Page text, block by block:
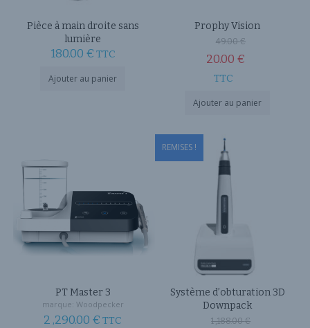
Pièce à main droite sans
lumière
180.00 € TTC
Ajouter au panier
Prophy Vision
49.00€Le
20.00 €
Le
20.00 €.
TTC
Ajouter au panier
PT Master 3
marque: Woodpecker
2 ,290.00 € TTC
REMISES !
Système d’obturation 3D
Downpack
1 ,188.00€Le